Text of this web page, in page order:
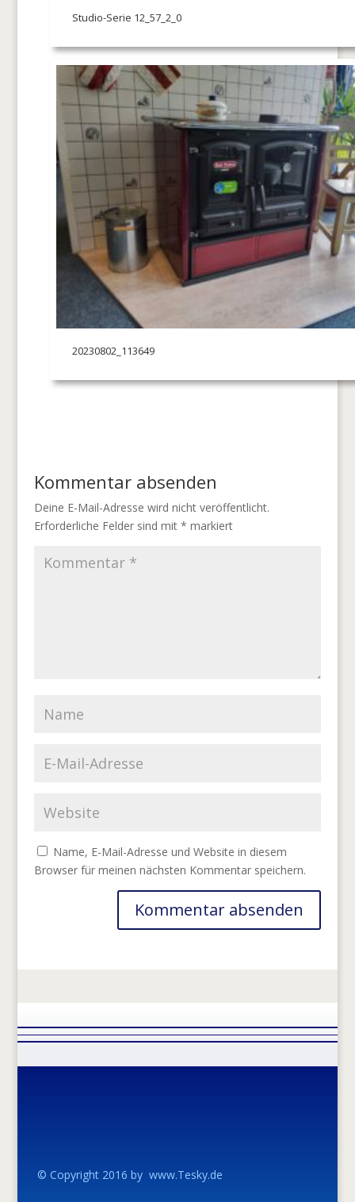
Studio-Serie 12_57_2_0
20230802_113649
Kommentar absenden
Deine E-Mail-Adresse wird nicht veröffentlicht.
Erforderliche Felder sind mit * markiert
Name, E-Mail-Adresse und Website in diesem
Browser für meinen nächsten Kommentar speichern.
© Copyright 2016 by www.Tesky.de